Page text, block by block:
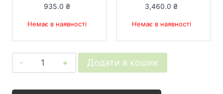
935.0 ₴
Немає в наявності
3,460.0 ₴
Немає в наявності
СО2-
екстракт
Додати в кошик